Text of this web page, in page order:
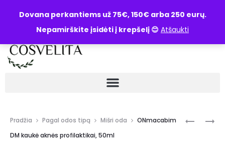
Dovana perkantiems už 75€, 150€ arba 250 eurų.
Nepamirškite įsidėti į krepšelį 😊 Atšaukti
UŽKLAUSA
Pradžia Pagal odos tipą Mišri oda
ONmacabim
DM kaukė aknės profilaktikai, 50ml